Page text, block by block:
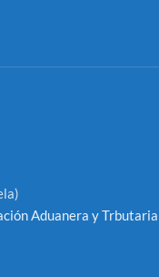
Aduanera y Trbutaria